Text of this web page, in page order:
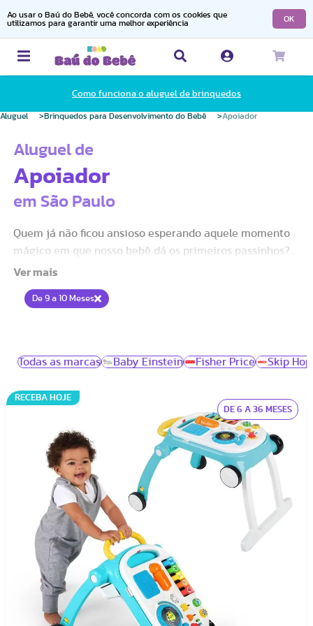
Ao usar o Baú do Bebê, você concorda com os cookies que
utilizamos para garantir uma melhor experiência
OK
Como funciona o aluguel de brinquedos
Aluguel Brinquedos para Desenvolvimento do Bebê Apoiador
Aluguel de
Apoiador
em São Paulo
Quem já não ficou ansioso esperando aquele momento
mágico em que nosso bebê dá os primeiros passinhos?
Esse é um marco tão especial em nossas vidas! E, para
compartilhar uma dica preciosa: o aluguel de andadores
Esses equipamentos são pensados justamente para
desenvolverem a musculatura necessária para andar.
Mas, sabemos que essa fase pode ser passageira e,
muitas vezes, não justifica a compra. Por isso, alugar
pode ser a solução ideal!
Vantagens de alugar um andador e
apoiador infantil
Economia:Ao alugar, você pode testar diferentes
modelos e encontrar o que melhor se adapta ao seu
bebê sem precisar comprar vários. E quando seu
pequeno já estiver andando por conta própria, você
simplesmente devolve, sem acumular objetos em casa.
De 9 a 10 Meses
Todas as marcas Baby Einstein Fisher Price Skip Hop
RECEBA HOJE
DE 6 A 36 MESES